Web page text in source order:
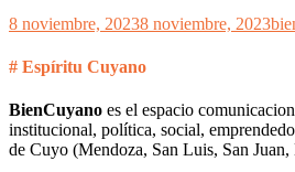
8 noviembre, 20238 noviembre, 2023
# Espíritu Cuyano
BienCuyano es el espacio
institucional, política, social,
de Cuyo (Mendoza, San Luis, San